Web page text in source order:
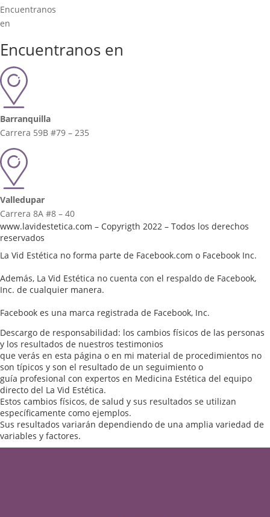
Encuentranos
en
Encuentranos en
Barranquilla
Carrera 59B #79 – 235
Valledupar
Carrera 8A #8 – 40
www.lavidestetica.com – Copyrigth 2022 – Todos los derechos
reservados
La Vid Estética no forma parte de Facebook.com o Facebook Inc.
Además, La Vid Estética no cuenta con el respaldo de Facebook,
Inc. de cualquier manera.
Facebook es una marca registrada de Facebook, Inc.
Descargo de responsabilidad: los cambios físicos de las personas
y los resultados de nuestros testimonios
que verás en esta página o en mi material de procedimientos no
son típicos y son el resultado de un seguimiento o
guía profesional con expertos en Medicina Estética del equipo
directo del La Vid Estética.
Estos cambios físicos, de salud y sus resultados se utilizan
específicamente como ejemplos.
Sus resultados variarán dependiendo de una amplia variedad de
variables y factores.